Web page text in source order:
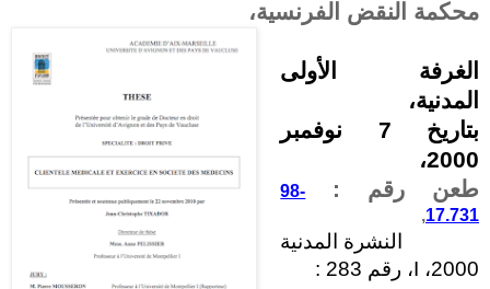
محكمة النقض الفرنسية،
الغرفة الأولى
المدنية،
بتاريخ 7 نوفمبر
2000،
طعن رقم :
98-
17.731
,
النشرة المدنية
2000،
I، رقم 283 :